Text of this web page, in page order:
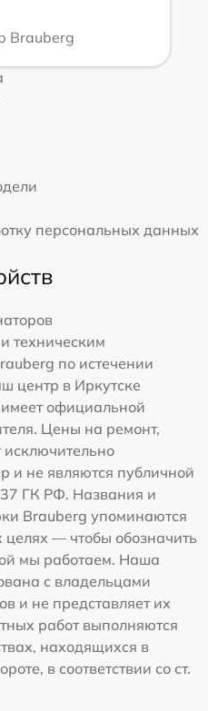
Brauberg
персональных данных
техническим
по истечении
центр в Иркутске
официальной
Цены на ремонт,
исключительно
и не являются публичной
ГК РФ. Названия и
Brauberg упоминаются
— чтобы обозначить
мы работаем. Наша
с владельцами
и не представляет их
работ выполняются
находящихся в
в соответствии со ст.